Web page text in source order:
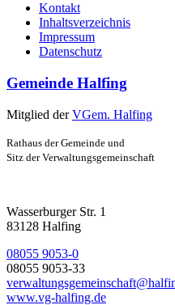
Kontakt
Inhaltsverzeichnis
Impressum
Datenschutz
Gemeinde Halfing
Mitglied derVGem. Halfing
Rathaus der Gemeinde und
Sitz der Verwaltungsgemeinschaft
Wasserburger Str. 1
83128 Halfing
08055 9053-0
08055 9053-33
www.vg-halfing.de